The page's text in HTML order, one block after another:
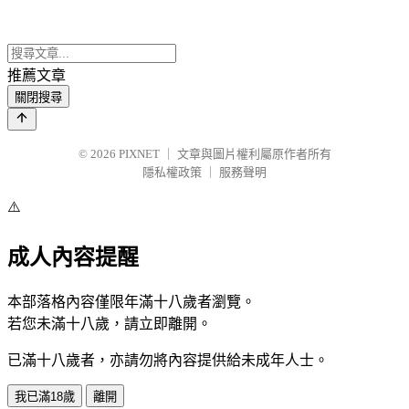
推薦文章
關閉搜尋
© 2026 PIXNET
文章與圖片權利屬原作者所有
隱私權政策
服務聲明
⚠️
成人內容提醒
本部落格內容僅限年滿十八歲者瀏覽。
若您未滿十八歲，請立即離開。
已滿十八歲者，亦請勿將內容提供給未成年人士。
我已滿18歲 離開